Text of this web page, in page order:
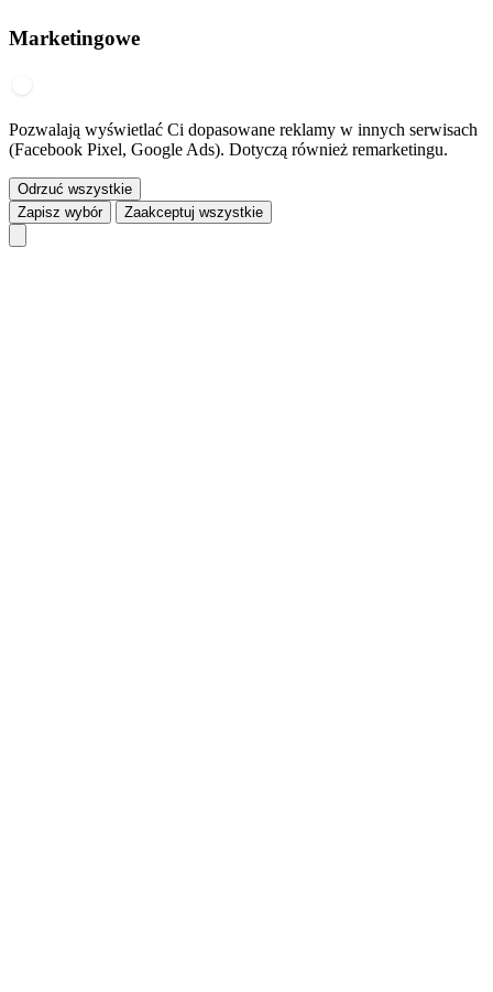
Marketingowe
Pozwalają wyświetlać Ci dopasowane reklamy w innych serwisach
(Facebook Pixel, Google Ads). Dotyczą również remarketingu.
Odrzuć wszystkie
Zapisz wybór
Zaakceptuj wszystkie